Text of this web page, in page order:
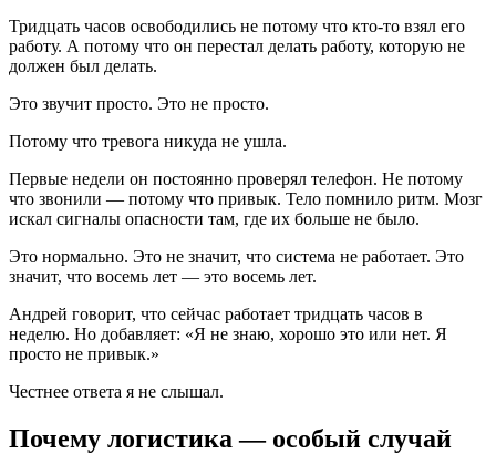
Тридцать часов освободились не потому что кто-то взял его
работу. А потому что он перестал делать работу, которую не
должен был делать.
Это звучит просто. Это не просто.
Потому что тревога никуда не ушла.
Первые недели он постоянно проверял телефон. Не потому
что звонили — потому что привык. Тело помнило ритм. Мозг
искал сигналы опасности там, где их больше не было.
Это нормально. Это не значит, что система не работает. Это
значит, что восемь лет — это восемь лет.
Андрей говорит, что сейчас работает тридцать часов в
неделю. Но добавляет: «Я не знаю, хорошо это или нет. Я
просто не привык.»
Честнее ответа я не слышал.
Почему логистика — особый случай